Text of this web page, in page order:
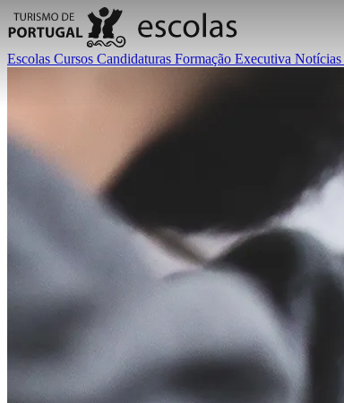
Escolas Cursos Candidaturas Formação Executiva Notícias